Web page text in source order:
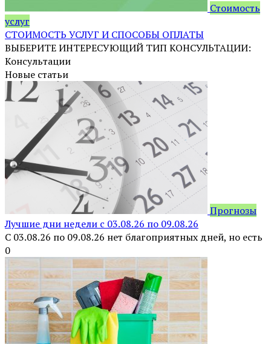
Стоимость
услуг
СТОИМОСТЬ УСЛУГ И СПОСОБЫ ОПЛАТЫ
ВЫБЕРИТЕ ИНТЕРЕСУЮЩИЙ ТИП КОНСУЛЬТАЦИИ:
Консультации
Новые статьи
Прогнозы
Лучшие дни недели с 03.08.26 по 09.08.26
С 03.08.26 по 09.08.26 нет благоприятных дней, но есть
0